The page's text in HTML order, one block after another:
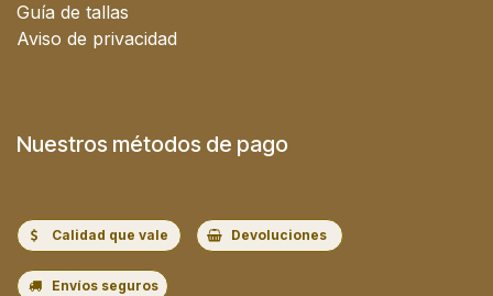
Guía de tallas
Aviso de privacidad
Nuestros métodos de pago
Calidad que vale Devoluciones
Envíos seguros